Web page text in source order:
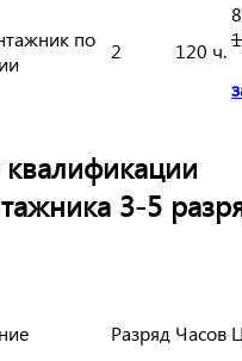
по
2 120 ч.
3-5
Разряд Часов